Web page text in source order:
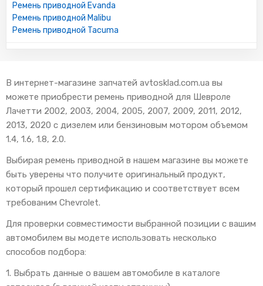
Ремень приводной Evanda
Ремень приводной Malibu
Ремень приводной Tacuma
В интернет-магазине запчатей avtosklad.com.ua вы
можете приобрести ремень приводной для Шевроле
Лачетти 2002, 2003, 2004, 2005, 2007, 2009, 2011, 2012,
2013, 2020 с дизелем или бензиновым мотором объемом
1.4, 1.6, 1.8, 2.0.
Выбирая ремень приводной в нашем магазине вы можете
быть уверены что получите оригинальный продукт,
который прошел сертификацию и соответствует всем
требованим Chevrolet.
Для проверки совместимости выбранной позиции с вашим
автомобилем вы модете использовать несколько
способов подбора:
1. Выбрать данные о вашем автомобиле в каталоге